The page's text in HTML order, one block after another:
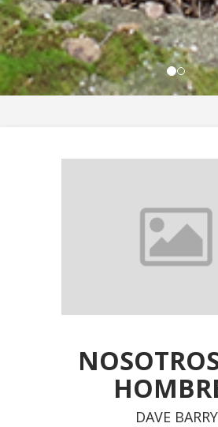
DAVE BARRY